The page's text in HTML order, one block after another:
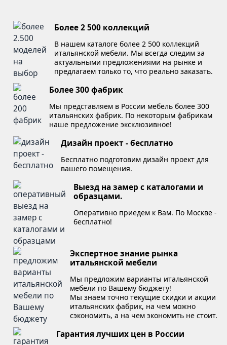
Более 2 500 коллекций
В нашем каталоге более 2 500 коллекций
итальянской мебели. Мы всегда следим за
актуальными предложениями на рынке и
предлагаем только то, что реально заказать.
Более 300 фабрик
Мы представляем в России мебель более 300
итальянских фабрик. По некоторым фабрикам
наше предложение эксклюзивное!
Дизайн проект - бесплатно
Бесплатно подготовим дизайн проект для
вашего помещения.
Выезд на замер с каталогами и
образцами.
Оперативно приедем к Вам. По Москве -
бесплатно!
Экспертное знание рынка
итальянской мебели
Мы предложим варианты итальянской
мебели по Вашему бюджету!
Мы знаем точно текущие скидки и акции
итальянских фабрик, на чем можно
сэкономить, а на чем экономить не стоит.
Гарантия лучших цен в России